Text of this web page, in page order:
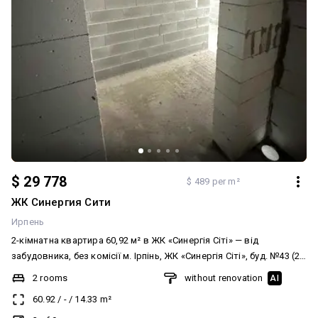
$ 29 778 $ 489 per m²
ЖК Синергия Сити
Ирпень
2-кімнатна квартира 60,92 м² в ЖК «Синергія Сіті» — від
забудовника, без комісії м. Ірпінь, ЖК «Синергія Сіті», буд. №43 (2
черга) Поверх: 3 з 9 Загальна площа: 60,92 м² Планування 2
кімнатна (тип 2А): — Житлова кімната — 12,16 м² — Житлова
кімната — 19,23 м² — Кухня — 14,33 м² — Санвузол — 6,23 м² —
2 rooms
60.92 / -/ 14.33 m²
without renovation AI